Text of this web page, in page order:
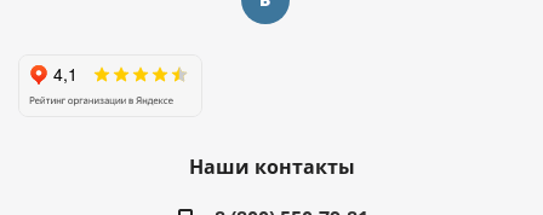
Наши контакты